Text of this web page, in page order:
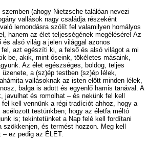
(ahogy Nietzsche találóan nevezi
vallások nagy családja részeként
lemondásra szólít fel valamilyen homályos
hanem az élet teljességének megélésére! Az
alsó világ a jelen világgal azonos
fel, azt egészíti ki, a felső és alsó világot a mi
be, akik, mint őseink, tökéletes másaink,
Az élet egészséges, boldog, teljes
a (sz)ép testben (sz)ép lélek,
vallásoknak az isten előtt minden lélek,
balga is adott és egyenlő hamis tanával. A
javulhat és romolhat – és nekünk fel kell
kell vennünk a régi tradíciót ahhoz, hogy a
acélozott testünkben; hogy az életfa méltó
is; tekintetünket a Nap felé kell fordítani
és termést hozzon. Meg kell
ez pedig az ÉLET.